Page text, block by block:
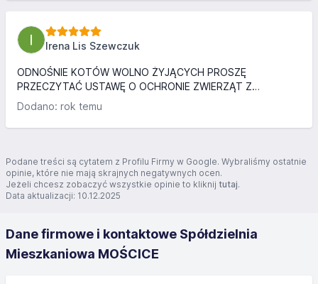
Irena Lis Szewczuk
ODNOŚNIE KOTÓW WOLNO ŻYJĄCYCH PROSZĘ
PRZECZYTAĆ USTAWĘ O OCHRONIE ZWIERZĄT Z
21.08.1997 ZAMIAST ZAJMOWAĆ SIĘ GŁUPOTAMI PROSZĘ
PRZECIWIEŃSTWIE DO WOLNO ŻYJĄCYCH KOTÓW TO
SZCZURÓW TO W TYM PRZYPADKU KOTY WŁAŚNIE SĄ
NAJBARDZIEJ SKUTECZNE. ZASTRASZANIE JEST
KARALNE.... NATOMIAST DOKARMIANIE JEST LEGALNE....
PROSZĘ SIĘ ZWRÓCIĆ DO ODPOWIEDNICH SŁUŻB ABY
POWAŻANIEM MIŁOŚNICY KOT...
Dodano: rok temu
Podane treści są cytatem z Profilu Firmy w Google. Wybraliśmy ostatnie
opinie, które nie mają skrajnych negatywnych ocen.
Jeżeli chcesz zobaczyć wszystkie opinie to kliknij tutaj.
Data aktualizacji: 10.12.2025
Dane firmowe i kontaktowe Spółdzielnia
Mieszkaniowa MOŚCICE